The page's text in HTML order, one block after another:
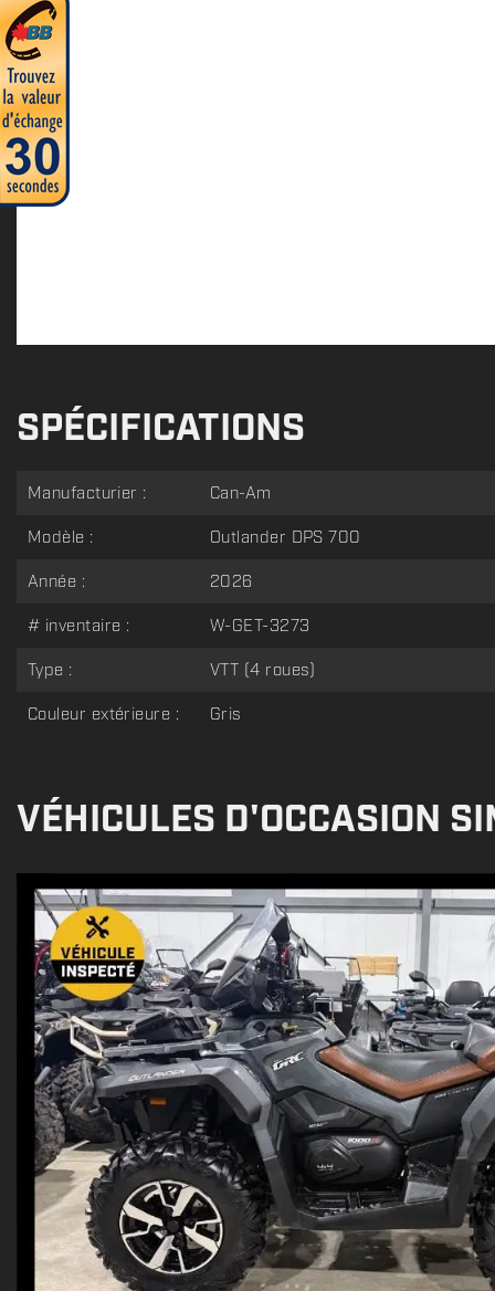
SPÉCIFICATIONS
Manufacturier :
Can-Am
Modèle :
Outlander DPS 700
Année :
2026
# inventaire :
W-GET-3273
Type :
VTT (4 roues)
Couleur extérieure :
Gris
VÉHICULES D'OCCASION